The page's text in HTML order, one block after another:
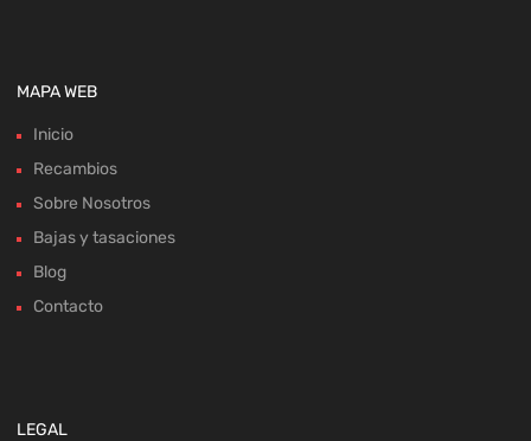
MAPA WEB
Inicio
Recambios
Sobre Nosotros
Bajas y tasaciones
Blog
Contacto
LEGAL